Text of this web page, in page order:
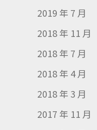
2019 年 7 月
2018 年 11 月
2018 年 7 月
2018 年 4 月
2018 年 3 月
2017 年 11 月